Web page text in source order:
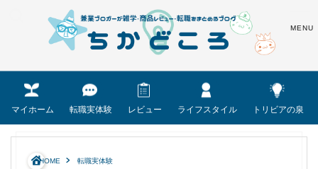
マイホーム 転職実体験 レビュー ライフスタイル トリビアの泉
HOME 転職実体験